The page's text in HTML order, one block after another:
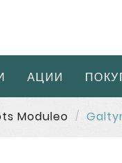
АЦИИ
Moduleo